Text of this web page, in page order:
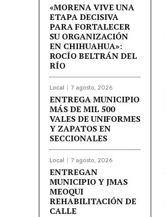
«MORENA VIVE UNA
ETAPA DECISIVA
PARA FORTALECER
SU ORGANIZACIÓN
EN CHIHUAHUA»:
ROCÍO BELTRÁN DEL
RÍO
Local 7 agosto, 2026
ENTREGA MUNICIPIO
MÁS DE MIL 500
VALES DE UNIFORMES
Y ZAPATOS EN
SECCIONALES
Local 7 agosto, 2026
ENTREGAN
MUNICIPIO Y JMAS
MEOQUI
REHABILITACIÓN DE
CALLE